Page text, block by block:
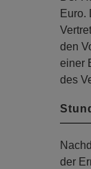
Euro.
den
einer
des
der